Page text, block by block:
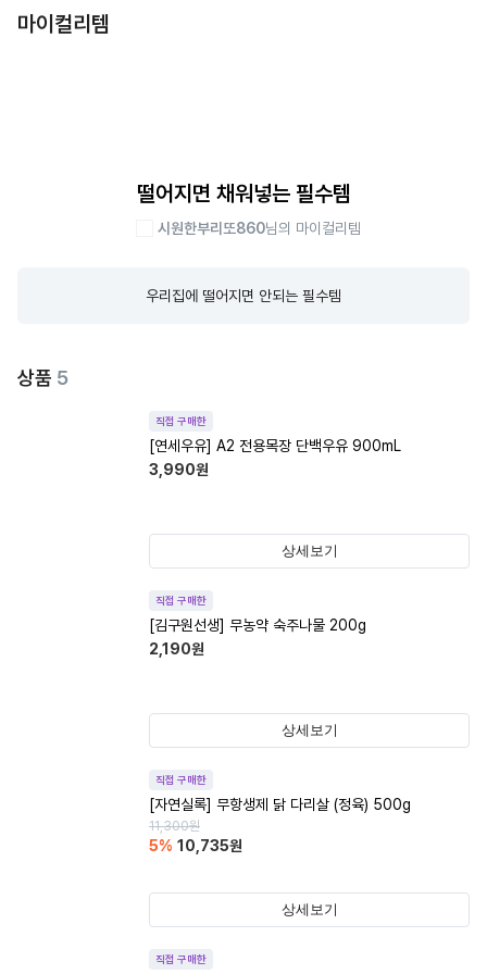
마이컬리템
떨어지면 채워넣는 필수템
시원한부리또860님의 마이컬리템
우리집에 떨어지면 안되는 필수템
상품 5
직접 구매한
[연세우유] A2 전용목장 단백우유 900mL
3,990원
상세보기
직접 구매한
[김구원선생] 무농약 숙주나물 200g
2,190원
상세보기
직접 구매한
[자연실록] 무항생제 닭 다리살 (정육) 500g
11,300원
5% 10,735원
상세보기
직접 구매한